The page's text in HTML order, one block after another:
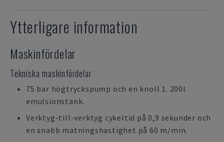
Ytterligare information
Maskinfördelar
Tekniska maskinfördelar
75 bar högtryckspump och en knoll 1. 200l
emulsionstank.
Verktyg-till-verktyg cykeltid på 0,9 sekunder och
en snabb matningshastighet på 60 m/min.